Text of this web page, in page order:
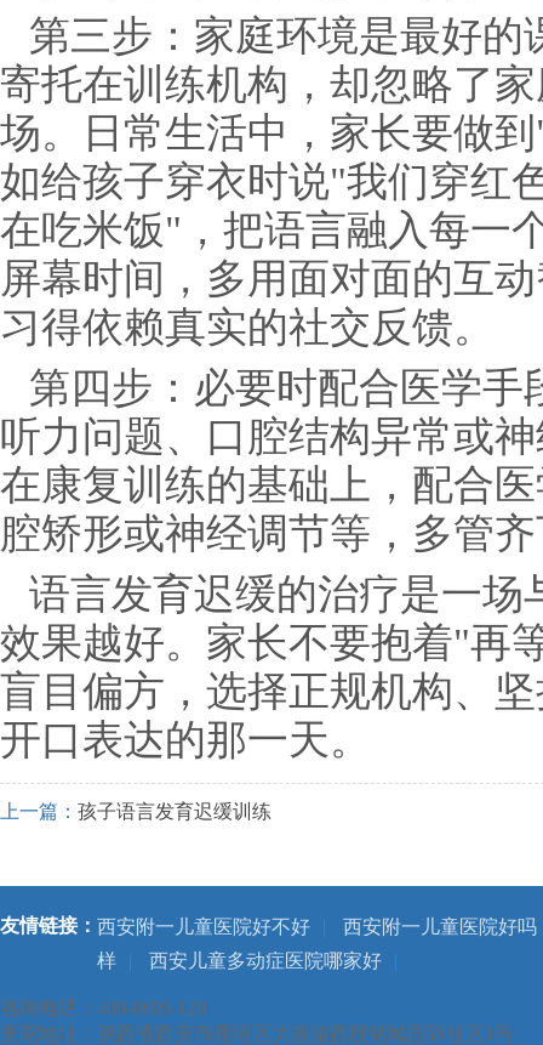
第三步：家庭环境是最好
寄托在训练机构，却忽略了
场。日常生活中，家长要做
如给孩子穿衣时说"我们穿红
在吃米饭"，把语言融入每一
屏幕时间，多用面对面的互
习得依赖真实的社交反馈。
第四步：必要时配合医学
听力问题、口腔结构异常或
在康复训练的基础上，配合
腔矫形或神经调节等，多管
语言发育迟缓的治疗是一
效果越好。家长不要抱着"再
盲目偏方，选择正规机构、
开口表达的那一天。
上一篇： 孩子语言发育迟缓训练
友情链接： 西安附一儿童医院好不好 |
西安附一儿童医院好吗
样
| 西安儿童多动症医院哪家好 |
咨询电话：400-8699-120
医院地址：陕西省西安市雁塔区大寨路西段铭城国际社区1号